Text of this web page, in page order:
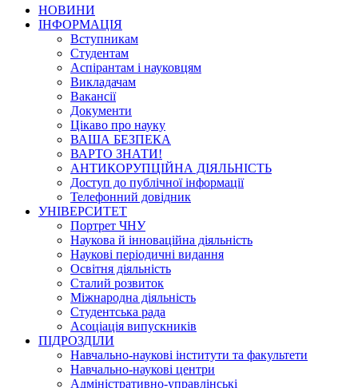
НОВИНИ
ІНФОРМАЦІЯ
Вступникам
Студентам
Аспірантам і науковцям
Викладачам
Вакансії
Документи
Цікаво про науку
ВАША БЕЗПЕКА
ВАРТО ЗНАТИ!
АНТИКОРУПЦІЙНА ДІЯЛЬНІСТЬ
Доступ до публічної інформації
Телефонний довідник
УНІВЕРСИТЕТ
Портрет ЧНУ
Наукова й інноваційна діяльність
Наукові періодичні видання
Освітня діяльність
Сталий розвиток
Міжнародна діяльність
Студентська рада
Асоціація випускників
ПІДРОЗДІЛИ
Навчально-наукові інститути та факультети
Навчально-наукові центри
Адміністративно-управлінські